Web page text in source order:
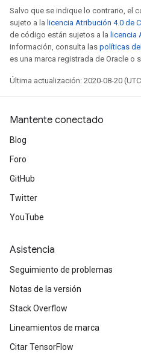
Salvo que se indique lo contrario, el
sujeto a la licencia Atribución 4.0 de
de código están sujetos a la licencia
información, consulta las políticas
es una marca registrada de Oracle o
Última actualización: 2020-08-20
Mantente conectado
Blog
Foro
GitHub
Twitter
YouTube
Asistencia
Seguimiento de problemas
Notas de la versión
Stack Overflow
Lineamientos de marca
Citar TensorFlow